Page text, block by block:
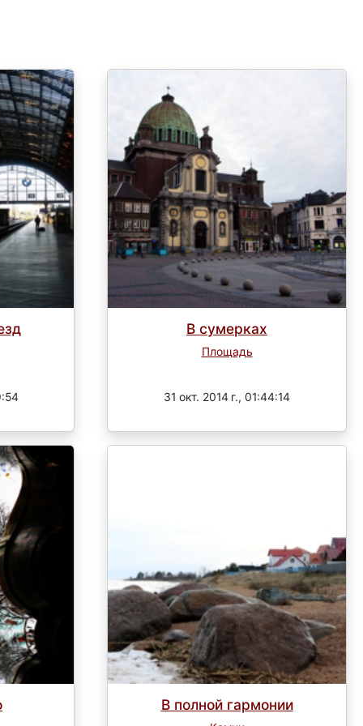
В сумерках
Площадь
31 окт. 2014 г., 01:44:14
В полной гармонии